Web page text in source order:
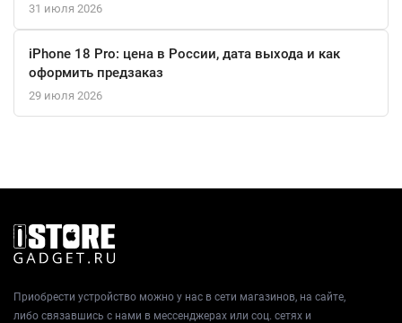
31 июля 2026
iPhone 18 Pro: цена в России, дата выхода и как
оформить предзаказ
29 июля 2026
Приобрести устройство можно у нас в сети магазинов, на сайте,
либо связавшись с нами в мессенджерах или соц. сетях и